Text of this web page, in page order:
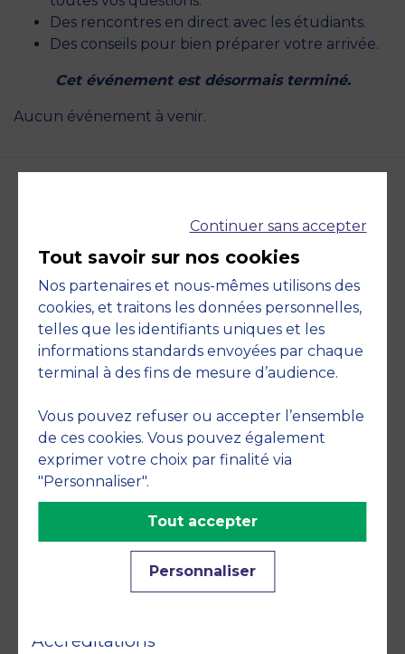
Des rencontres en direct avec les étudiants.
Des conseils pour bien préparer votre arrivée.
Cet événement est désormais terminé.
Aucun événement à venir.
Accréditations et
engagements
Accréditations
Membre de
Continuer sans accepter
Tout savoir sur nos cookies
Nos partenaires et nous-mêmes utilisons des
cookies, et traitons les données personnelles,
telles que les identifiants uniques et les
informations standards envoyées par chaque
terminal à des fins de mesure d’audience.
Vous pouvez refuser ou accepter l’ensemble
de ces cookies. Vous pouvez également
exprimer votre choix par finalité via
"Personnaliser".
Personnaliser
Tout accepter